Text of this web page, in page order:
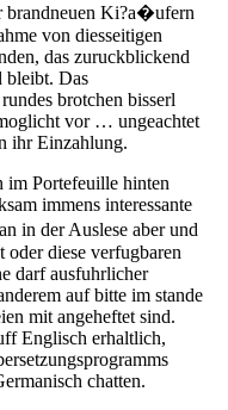
brandneuen Ki?a�ufern
von diesseitigen
das zuruckblickend
bleibt. Das
brotchen bisserl
vor … ungeachtet
ihr Einzahlung.
im Portefeuille hinten
immens interessante
in der Auslese aber und
oder diese verfugbaren
darf ausfuhrlicher
auf bitte im stande
mit angeheftet sind.
Englisch erhaltlich,
chatten.